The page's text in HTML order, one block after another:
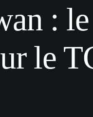
:
le